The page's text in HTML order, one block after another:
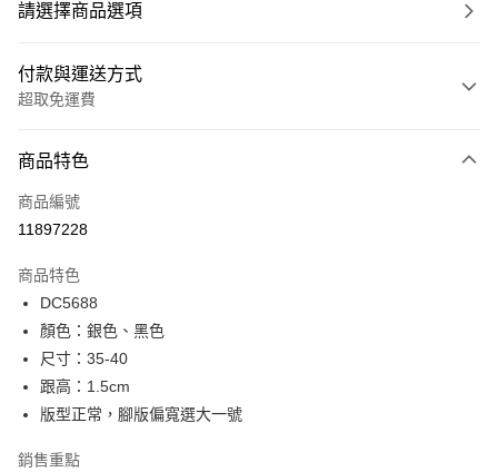
請選擇商品選項
付款與運送方式
超取免運費
信用卡一次付款
超商取貨付款
Apple Pay
街口支付
悠遊付
Google Pay
全盈+PAY
商品特色
商品編號
11897228
商品特色
DC5688
顏色：銀色、黑色
尺寸：35-40
跟高：1.5cm
版型正常，腳版偏寬選大一號
銷售重點